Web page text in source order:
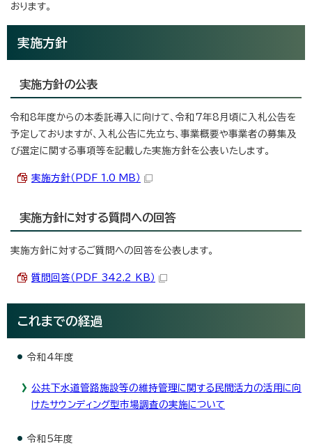
おります。
実施方針
実施方針の公表
令和8年度からの本委託導入に向けて、令和7年8月頃に入札公告を
予定しておりますが、入札公告に先立ち、事業概要や事業者の募集及
び選定に関する事項等を記載した実施方針を公表いたします。
実施方針（PDF 1.0 MB）
実施方針に対する質問への回答
実施方針に対するご質問への回答を公表します。
質問回答（PDF 342.2 KB）
これまでの経過
令和4年度
公共下水道管路施設等の維持管理に関する民間活力の活用に向
けたサウンディング型市場調査の実施について
令和5年度